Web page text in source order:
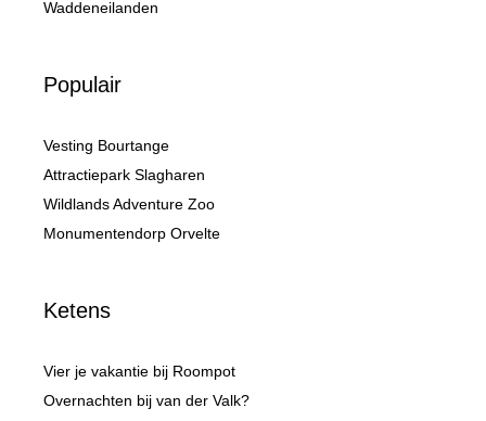
Waddeneilanden
Populair
Vesting Bourtange
Attractiepark Slagharen
Wildlands Adventure Zoo
Monumentendorp Orvelte
Ketens
Vier je vakantie bij Roompot
Overnachten bij van der Valk?